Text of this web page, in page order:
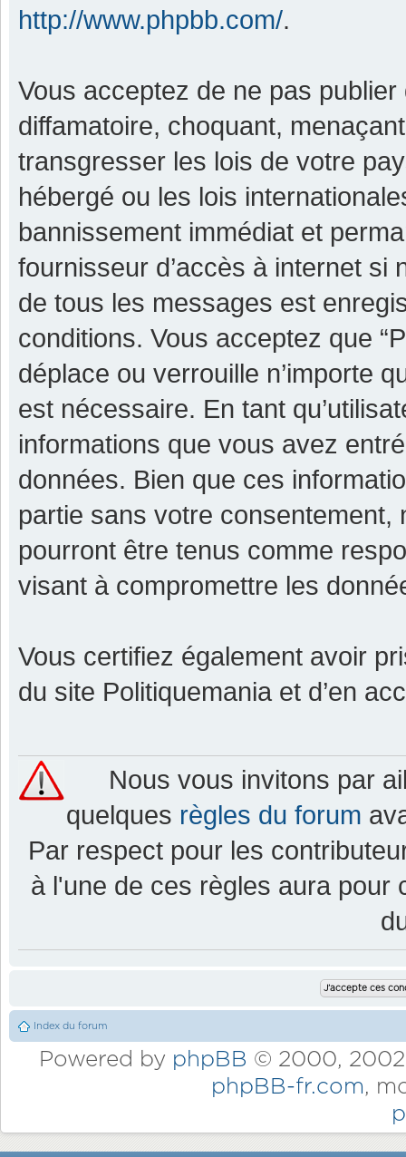
http://www.phpbb.com/.
Vous acceptez de ne pas
diffamatoire, choquant,
transgresser les lois de votre
hébergé ou les lois
bannissement immédiat et
fournisseur d’accès à internet si
de tous les messages est
conditions. Vous acceptez que
déplace ou verrouille n’importe
est nécessaire. En tant
informations que vous avez
données. Bien que ces
partie sans votre consentement,
pourront être tenus comme
visant à compromettre les
Vous certifiez également avoir
du site Politiquemania et d’en
Nous vous invitons par
quelques règles du forum
Par respect pour les
à l'une de ces règles aura pour
Index du forum
Powered by phpBB © 2000,
phpBB-fr.com,